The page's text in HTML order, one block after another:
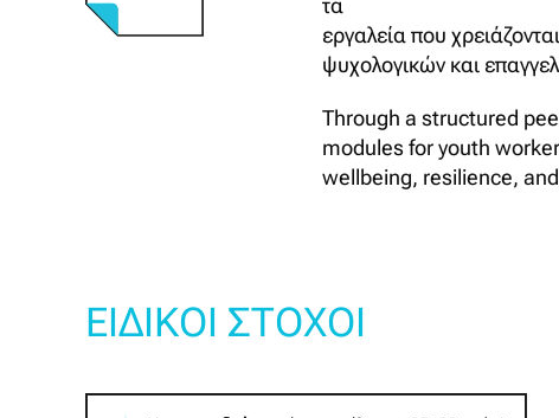
τα
εργαλεία που
ψυχολογικών και
Through a structured
modules for youth
wellbeing, resilience,
ΕΙΔΙΚΟΙ ΣΤΟΧΟΙ